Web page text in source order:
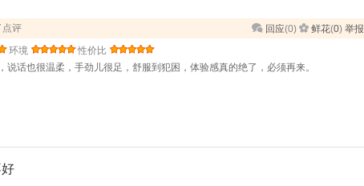
回应(0) 鲜花(0) 举报
点评
环境
性价比
说话也很温柔，手劲儿很足，舒服到犯困，体验感真的绝了，必须再来。